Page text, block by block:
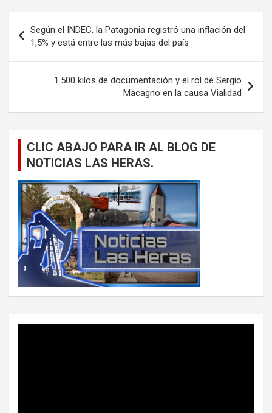
de
entradas
Según el INDEC, la Patagonia registró una inflación del
1,5% y está entre las más bajas del país
1.500 kilos de documentación y el rol de Sergio
Macagno en la causa Vialidad
CLIC ABAJO PARA IR AL BLOG DE
NOTICIAS LAS HERAS.